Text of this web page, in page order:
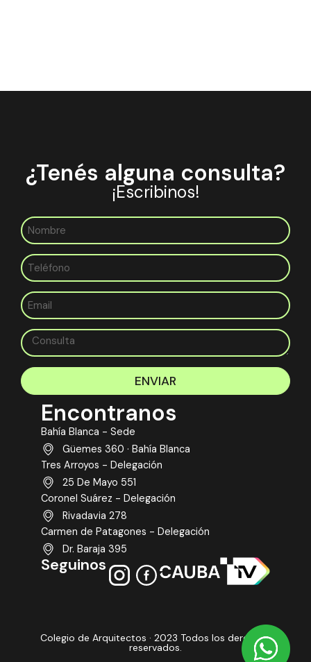
¿Tenés alguna consulta?
¡Escribinos!
ENVIAR
Encontranos
Bahía Blanca - Sede
Güemes 360 · Bahía Blanca
Tres Arroyos - Delegación
25 De Mayo 551
Coronel Suárez - Delegación
Rivadavia 278
Carmen de Patagones - Delegación
Dr. Baraja 395
Seguinos
Colegio de Arquitectos · 2023 Todos los derechos
reservados.